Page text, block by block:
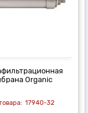
Organic
17940-32